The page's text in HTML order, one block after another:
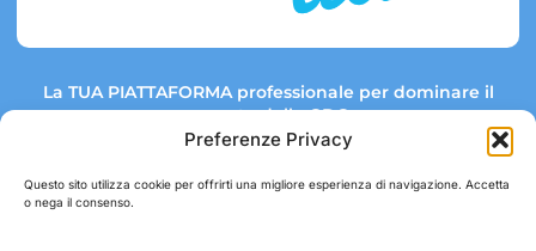
Preferenze Privacy
Questo sito utilizza cookie per offrirti una migliore esperienza di navigazione. Accetta
o nega il consenso.
La TUA PIATTAFORMA professionale per dominare il
mercato della GDO.
Link rapidi: